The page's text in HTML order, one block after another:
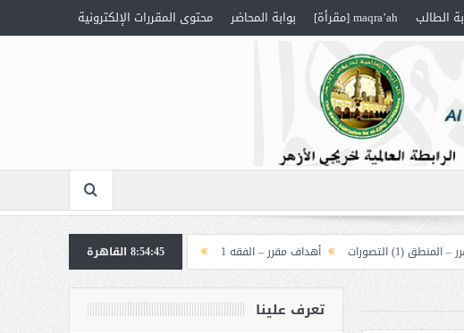
الطالب maqra’ah [مقرأة] بوابة المحاضر محتوى المقررات الإلكترونية
أهداف مقرر – الفقه 1 أهداف مقرر – العقيدة “إلهيات”
8:54:46 القاهرة
تعرف علينا